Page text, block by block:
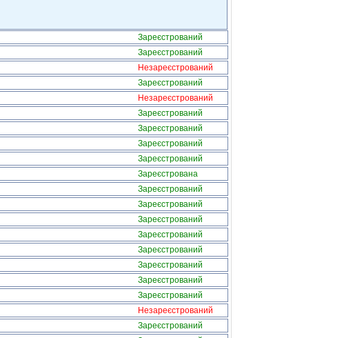
Зареєстрований
Зареєстрований
Незареєстрований
Зареєстрований
Незареєстрований
Зареєстрований
Зареєстрований
Зареєстрований
Зареєстрований
Зареєстрована
Зареєстрований
Зареєстрований
Зареєстрований
Зареєстрований
Зареєстрований
Зареєстрований
Зареєстрований
Зареєстрований
Незареєстрований
Зареєстрований